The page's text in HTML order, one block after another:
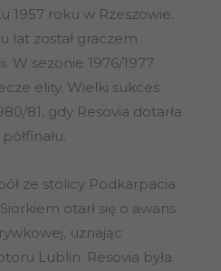
1957 roku w Rzeszowie.
lat został graczem
W sezonie 1976/1977
elity. Wielki sukces
81, gdy Resovia dotarła
ze stolicy Podkarpacia
otarł się o awans
uznając
Lublin. Resovia była